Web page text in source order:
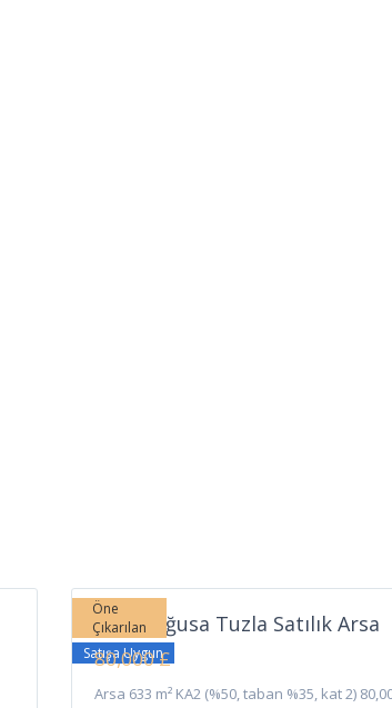
Öne
Çıkarılan
Satışa Uygun
Gazimağusa Tuzla Satılık Arsa
80,000 £
Arsa 633 m² KA2 (%50, taban %35, kat 2)